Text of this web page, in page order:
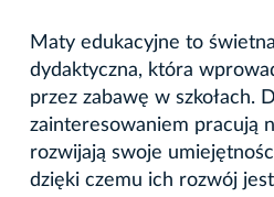
Maty edukacyjne to
dydaktyczna, która
przez zabawę w szkołach.
zainteresowaniem pracują
rozwijają swoje
dzięki czemu ich rozwój